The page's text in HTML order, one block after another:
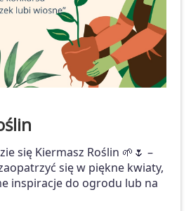
się Kiermasz Roślin 🌱🌷 –
się w piękne kwiaty,
inspiracje do ogrodu lub na